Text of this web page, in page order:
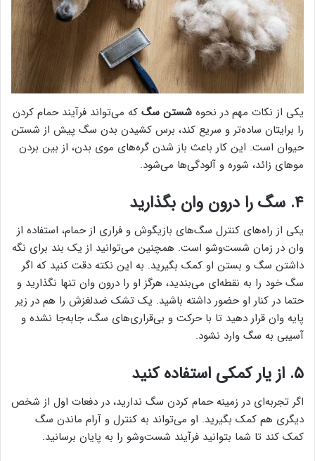
یکی از نکات مهم در نحوه شستن سگ که می‌تواند فرآیند حمام کردن
را برایتان ساده‌تر و سریع کند، برس کشیدن بدن سگ پیش از شستن
حیوان است. این کار باعث باز شدن گره‌های موی بدن، از بین بردن
موهای زائد، شوره و آلودگی‌ها می‌شود.
۴. سگ را درون وان بگذارید
یکی از راه‌های کنترل سگ‌های بازیگوش و فراری از حمام، استفاده از
وان در زمان شست‌وشو است. همچنین می‌توانید از یک بند برای نگه
داشتن سگ و بستن او کمک بگیرید. به این نکته دقت کنید که اگر
سگ خود را به نقطه‌ای می‌بندید، هرگز او را درون وان تنها نگذارید و
حتما در کنار او حضور داشته ‌باشید. یک تشک ضدلغزش را هم در زیر
پایه وان قرار دهید تا با حرکت و بی‌قراری‌های سگ، جابه‌جا نشده و
آسیبی به سگ وارد نشود.
۵. از یار کمکی استفاده کنید
اگر تجربه‌ای در زمینه حمام کردن سگ ندارید، در دفعات اول از شخص
دیگری هم کمک بگیرید. او می‌تواند به کنترل و آرام ماندن سگ
کمک کند تا شما بتوانید فرآیند شست‌وشو را به پایان برسانید.